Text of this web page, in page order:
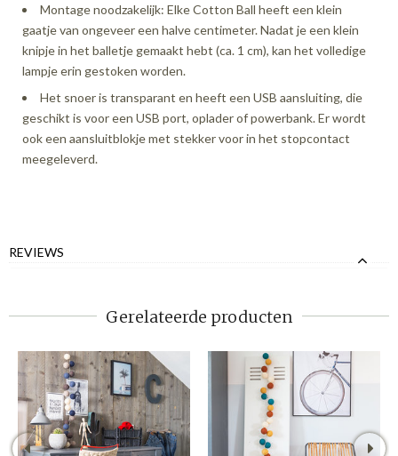
Montage noodzakelijk: Elke Cotton Ball heeft een klein
gaatje van ongeveer een halve centimeter. Nadat je een klein
knipje in het balletje gemaakt hebt (ca. 1 cm), kan het volledige
lampje erin gestoken worden.
Het snoer is transparant en heeft een USB aansluiting, die
geschikt is voor een USB port, oplader of powerbank. Er wordt
ook een aansluitblokje met stekker voor in het stopcontact
meegeleverd.
REVIEWS
Gerelateerde producten